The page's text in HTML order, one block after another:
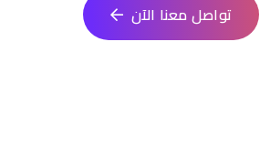
تواصل معنا الآن